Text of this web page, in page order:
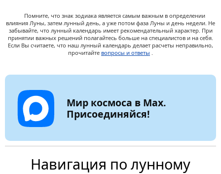
Помните, что знак зодиака является самым важным в определении
влияния Луны, затем лунный день, а уже потом фаза Луны и день недели. Не
забывайте, что лунный календарь имеет рекомендательный характер. При
принятии важных решений полагайтесь больше на специалистов и на себя.
Если Вы считаете, что наш лунный календарь делает расчеты неправильно,
прочитайте вопросы и ответы .
Мир космоса в Max.
Присоединяйся!
Навигация по лунному